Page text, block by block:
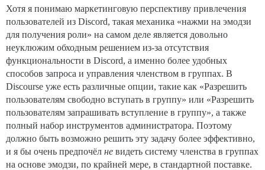
Хотя я понимаю маркетинговую перспективу привлечения
пользователей из Discord, такая механика «нажми на эмодзи
для получения роли» на самом деле является довольно
неуклюжим обходным решением из-за отсутствия
функциональности в Discord, а именно более удобных
способов запроса и управления членством в группах. В
Discourse уже есть различные опции, такие как «Разрешить
пользователям свободно вступать в группу» или «Разрешить
пользователям запрашивать вступление в группу», а также
полный набор инструментов администратора. Поэтому
должно быть возможно решить эту задачу более эффективно,
и я бы очень предпочёл не видеть систему членства в группах
на основе эмодзи, по крайней мере, в стандартной поставке.